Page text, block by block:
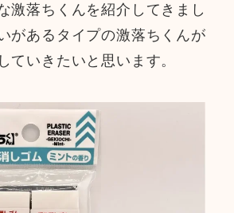
激落ちくんを紹介してきまし
があるタイプの激落ちくんが
ていきたいと思います。